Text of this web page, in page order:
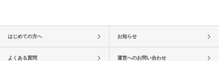
はじめての方へ お知らせ
よくある質問 運営へのお問い合わせ